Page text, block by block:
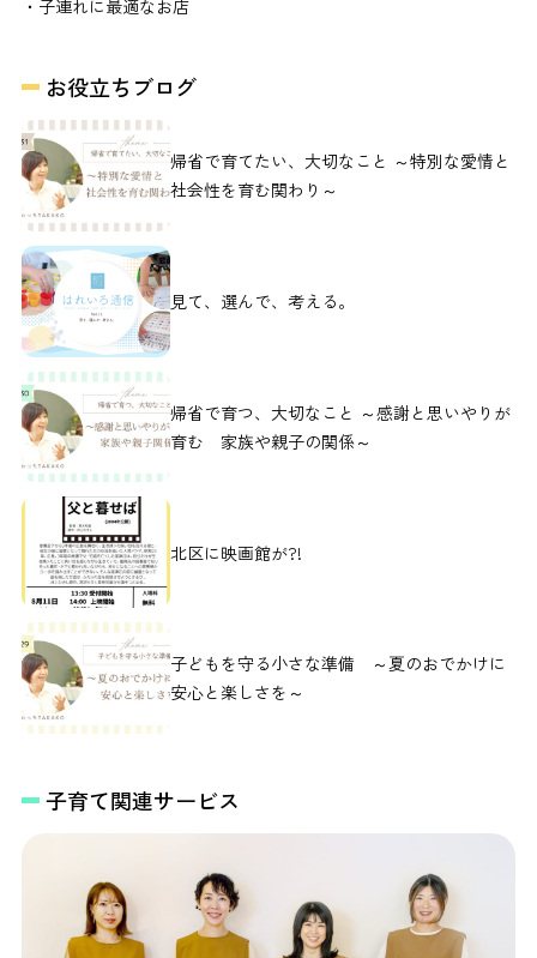
・子連れに最適なお店
お役立ちブログ
帰省で育てたい、大切なこと ～特別な愛情と
社会性を育む関わり～
見て、選んで、考える。
帰省で育つ、大切なこと ～感謝と思いやりが
育む 家族や親子の関係～
北区に映画館が?!
子どもを守る小さな準備 ～夏のおでかけに
安心と楽しさを～
子育て関連サービス